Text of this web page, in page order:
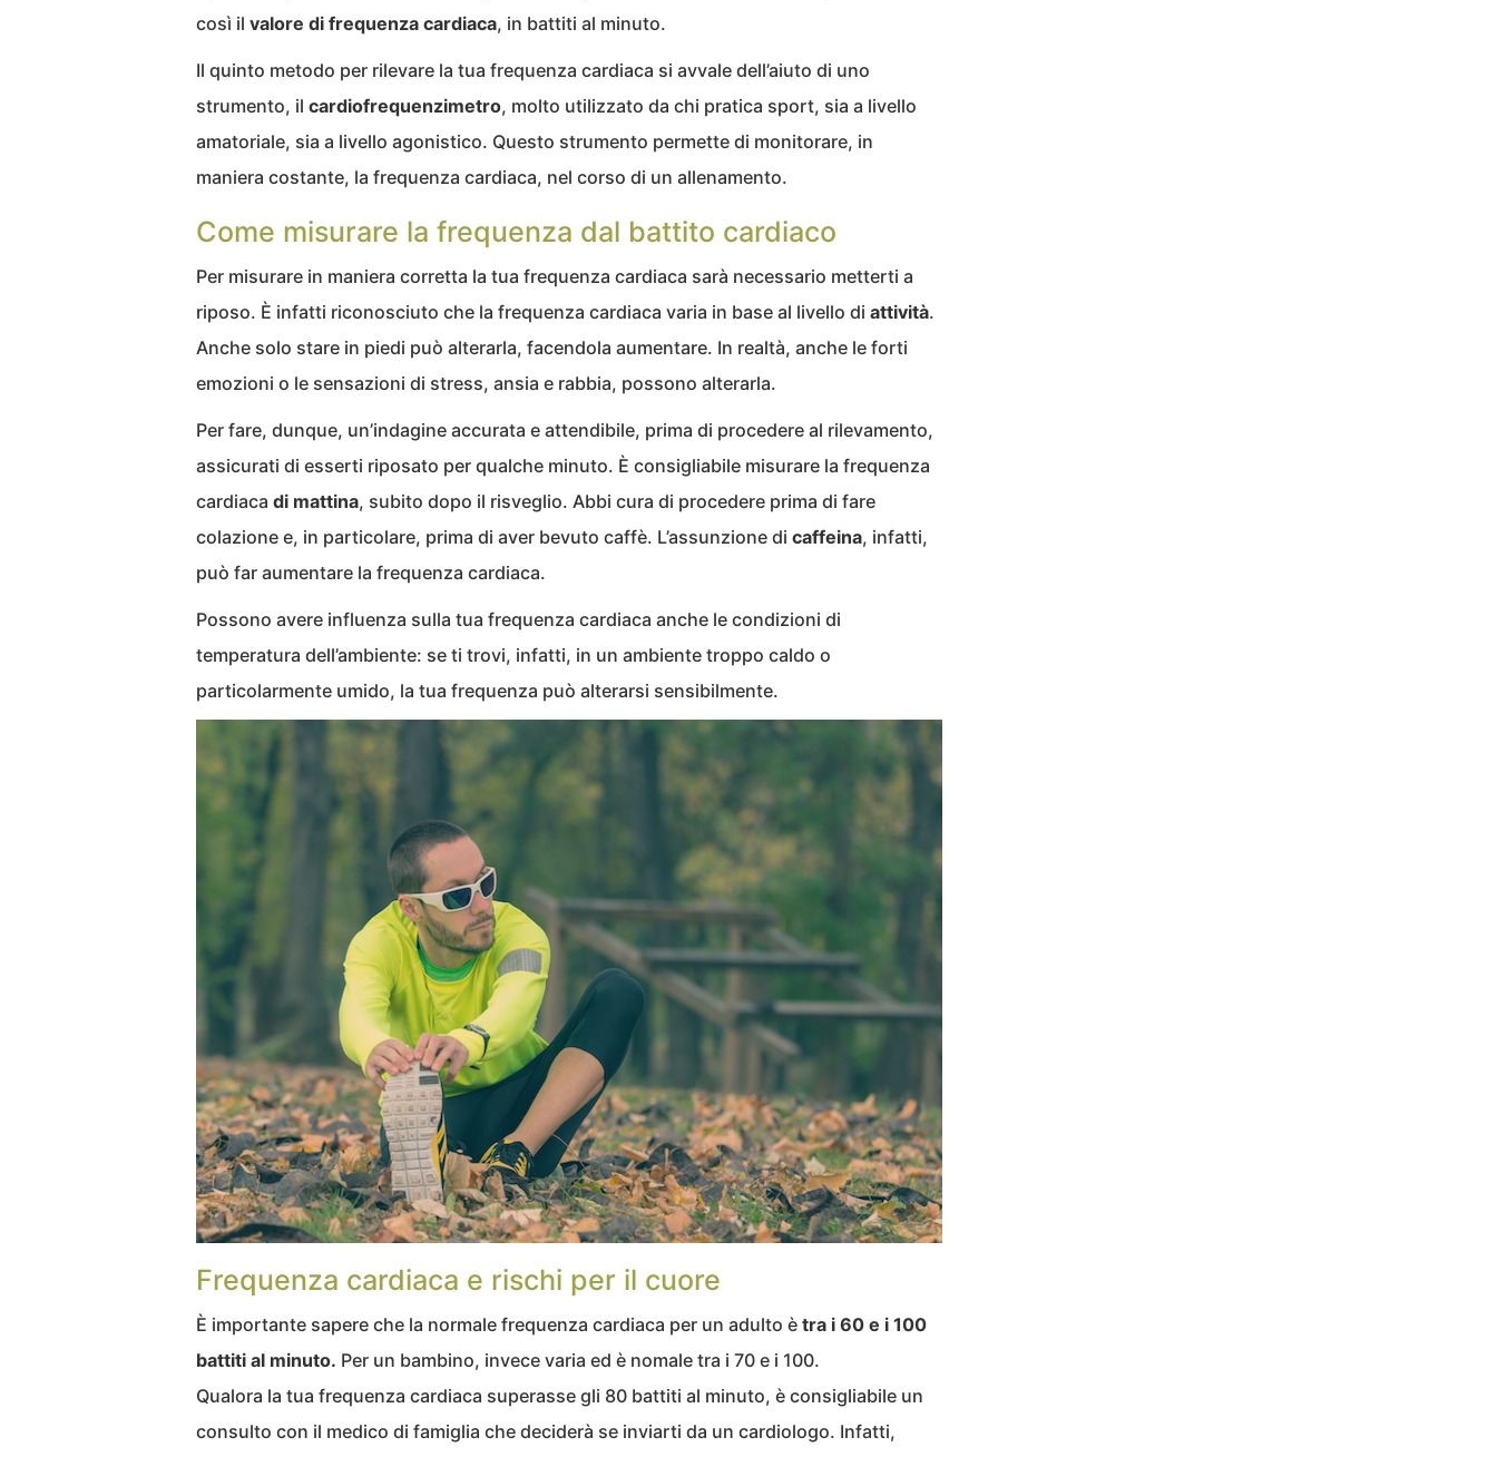
così il valore di frequenza cardiaca, in battiti al minuto.
Il quinto metodo per rilevare la tua frequenza cardiaca si avvale dell’aiuto di uno
strumento, il cardiofrequenzimetro, molto utilizzato da chi pratica sport, sia a livello
amatoriale, sia a livello agonistico. Questo strumento permette di monitorare, in
maniera costante, la frequenza cardiaca, nel corso di un allenamento.
Come misurare la frequenza dal battito cardiaco
Per misurare in maniera corretta la tua frequenza cardiaca sarà necessario metterti a
riposo. È infatti riconosciuto che la frequenza cardiaca varia in base al livello di attività.
Anche solo stare in piedi può alterarla, facendola aumentare. In realtà, anche le forti
emozioni o le sensazioni di stress, ansia e rabbia, possono alterarla.
Per fare, dunque, un’indagine accurata e attendibile, prima di procedere al rilevamento,
assicurati di esserti riposato per qualche minuto. È consigliabile misurare la frequenza
cardiaca di mattina, subito dopo il risveglio. Abbi cura di procedere prima di fare
colazione e, in particolare, prima di aver bevuto caffè. L’assunzione di caffeina, infatti,
può far aumentare la frequenza cardiaca.
Possono avere influenza sulla tua frequenza cardiaca anche le condizioni di
temperatura dell’ambiente: se ti trovi, infatti, in un ambiente troppo caldo o
particolarmente umido, la tua frequenza può alterarsi sensibilmente.
Frequenza cardiaca e rischi per il cuore
È importante sapere che la normale frequenza cardiaca per un adulto è tra i 60 e i 100
battiti al minuto. Per un bambino, invece varia ed è nomale tra i 70 e i 100.
Qualora la tua frequenza cardiaca superasse gli 80 battiti al minuto, è consigliabile un
consulto con il medico di famiglia che deciderà se inviarti da un cardiologo. Infatti,